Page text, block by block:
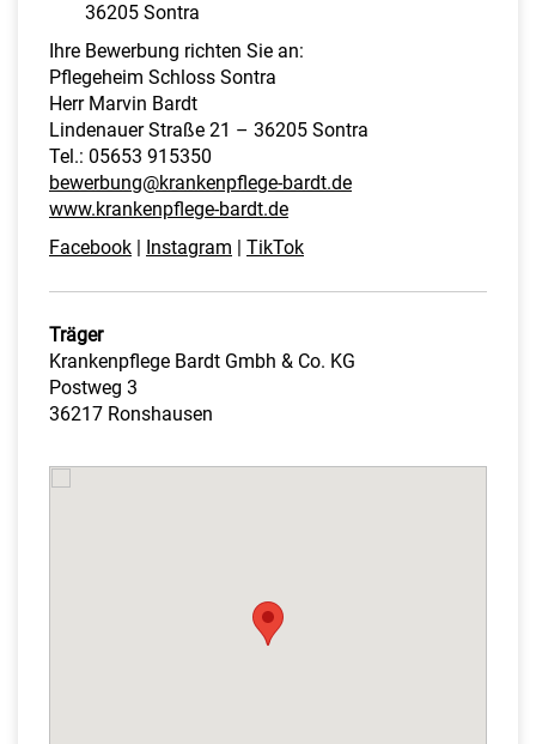
36205 Sontra
Ihre Bewerbung richten Sie an:
Pflegeheim Schloss Sontra
Herr Marvin Bardt
Lindenauer Straße 21 – 36205 Sontra
Tel.: 05653 915350
bewerbung@krankenpflege-bardt.de
www.krankenpflege-bardt.de
Facebook
Instagram TikTok
Träger
Krankenpflege Bardt Gmbh & Co. KG
Postweg 3
36217 Ronshausen